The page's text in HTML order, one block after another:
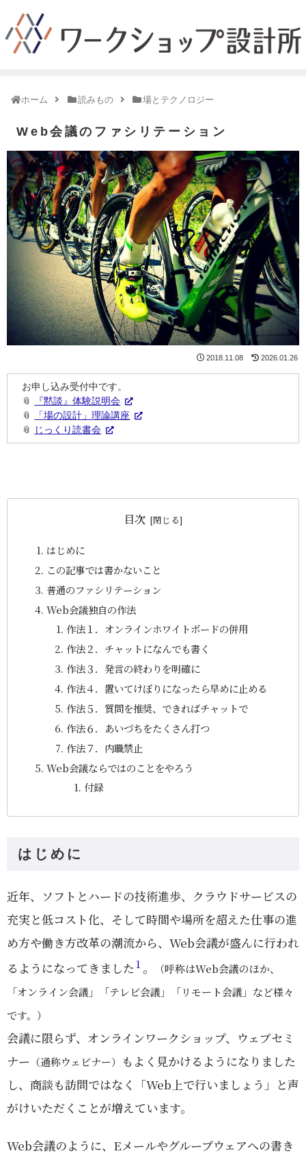
ホーム 読みもの 場とテクノロジー
Web会議のファシリテーション
2026.01.26
2018.11.08
お申し込み受付中です。
📎
『黙談』体験説明会
📎
「場の設計」理論講座
📎
じっくり読書会
目次
はじめに
この記事では書かないこと
普通のファシリテーション
Web会議独自の作法
作法１．オンラインホワイトボードの併用
作法２．チャットになんでも書く
作法３．発言の終わりを明確に
作法４．置いてけぼりになったら早めに止める
作法５．質問を推奨、できればチャットで
作法６．あいづちをたくさん打つ
作法７．内職禁止
Web会議ならではのことをやろう
付録
はじめに
近年、ソフトとハードの技術進歩、クラウドサービスの
充実と低コスト化、そして時間や場所を超えた仕事の進
め方や働き方改革の潮流から、Web会議が盛んに行われ
るようになってきました1 。
（呼称はWeb会議のほか、
「オンライン会議」「テレビ会議」「リモート会議」など様々
です。）
会議に限らず、オンラインワークショップ、ウェブセミ
ナー （通称ウェビナー）
もよく見かけるようになりました
し、商談も訪問ではなく「Web上で行いましょう」と声
がけいただくことが増えています。
Web会議のように、Eメールやグループウェアへの書き